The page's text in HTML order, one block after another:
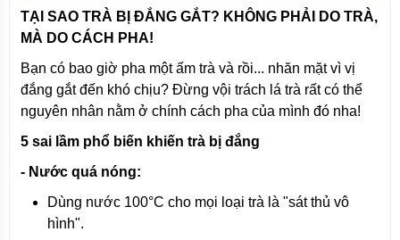
TẠI SAO TRÀ BỊ ĐẮNG GẮT? KHÔNG PHẢI DO TRÀ,
MÀ DO CÁCH PHA!
Bạn có bao giờ pha một ấm trà và rồi... nhăn mặt vì vị
đắng gắt đến khó chịu? Đừng vội trách lá trà rất có thể
nguyên nhân nằm ở chính cách pha của mình đó nha!
5 sai lầm phổ biến khiến trà bị đắng
- Nước quá nóng:
Dùng nước 100°C cho mọi loại trà là "sát thủ vô
hình".